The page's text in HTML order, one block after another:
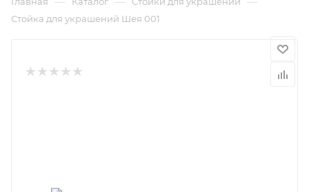
Стойка для украшений Шея 001